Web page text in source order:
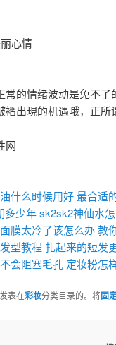
心情
常的情绪波动是免不
褶出現的机遇哦，正所
网
什么时候用好 最合适
多少年 sk2sk2神仙水
膜太冷了该怎么办 教
型教程 扎起来的短发
会阻塞毛孔 ​定妆粉怎
表在彩妆分类目录的。将固